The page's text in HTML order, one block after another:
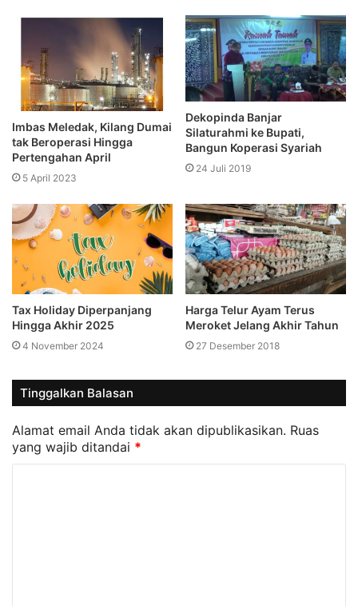
Imbas Meledak, Kilang Dumai
tak Beroperasi Hingga
Pertengahan April
5 April 2023
Dekopinda Banjar
Silaturahmi ke Bupati,
Bangun Koperasi Syariah
24 Juli 2019
Tax Holiday Diperpanjang
Hingga Akhir 2025
4 November 2024
Harga Telur Ayam Terus
Meroket Jelang Akhir Tahun
27 Desember 2018
Tinggalkan Balasan
Alamat email Anda tidak akan dipublikasikan. Ruas
yang wajib ditandai *